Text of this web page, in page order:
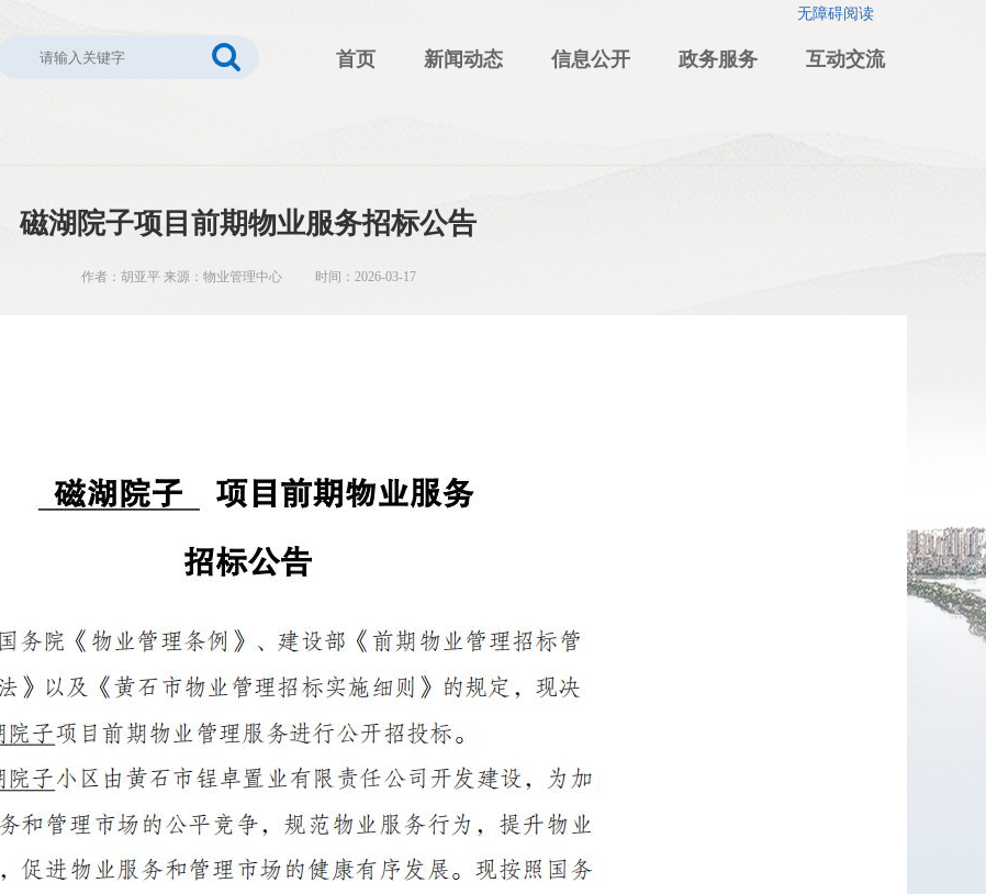
无障碍阅读
首页 新闻动态 信息公开 政务服务 互动交流
磁湖院子项目前期物业服务招标公告
作者：胡亚平 来源：物业管理中心 时间：2026-03-17